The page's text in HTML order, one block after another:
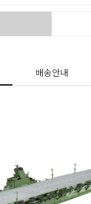
배송안내